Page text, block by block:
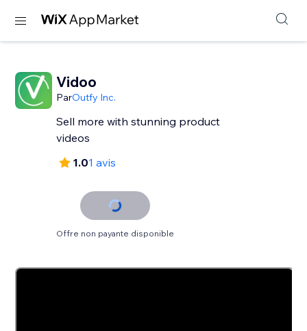
Vidoo
ParOutfy Inc.
Sell more with stunning product
videos
1.01 avis
Offre non payante disponible